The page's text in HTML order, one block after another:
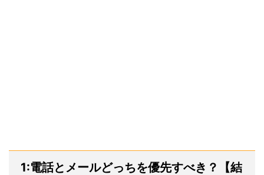
1:電話とメールどっちを優先すべき？【結